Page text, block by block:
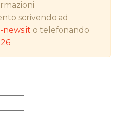
scrivendo ad
news.it o telefonando